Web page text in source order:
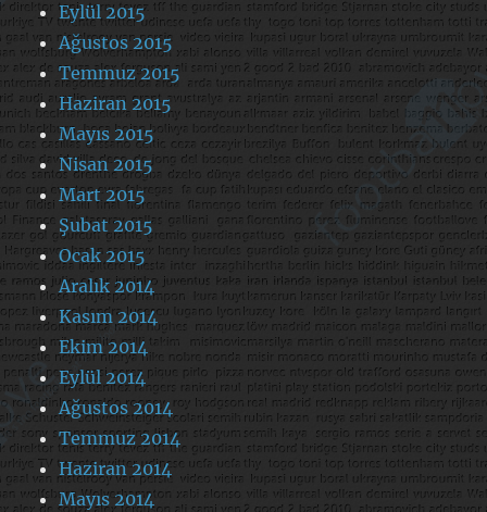
Eylül 2015
Ağustos 2015
Temmuz 2015
Haziran 2015
Mayıs 2015
Nisan 2015
Mart 2015
Şubat 2015
Ocak 2015
Aralık 2014
Kasım 2014
Ekim 2014
Eylül 2014
Ağustos 2014
Temmuz 2014
Haziran 2014
Mayıs 2014